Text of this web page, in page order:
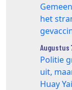
het
Augustus
Politie
uit,
Huay